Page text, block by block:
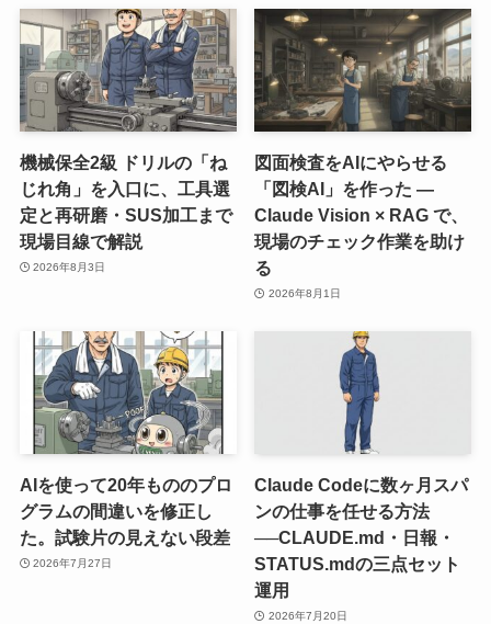
機械保全2級 ドリルの「ね
じれ角」を入口に、工具選
定と再研磨・SUS加工まで
現場目線で解説
2026年8月3日
図面検査をAIにやらせる
「図検AI」を作った ―
Claude Vision × RAG で、
現場のチェック作業を助け
る
2026年8月1日
AIを使って20年もののプロ
グラムの間違いを修正し
た。試験片の見えない段差
2026年7月27日
Claude Codeに数ヶ月スパ
ンの仕事を任せる方法
──CLAUDE.md・日報・
STATUS.mdの三点セット
運用
2026年7月20日